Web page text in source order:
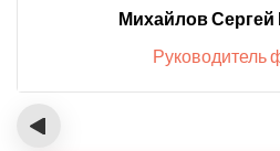
Михайлов
Руководитель
‹